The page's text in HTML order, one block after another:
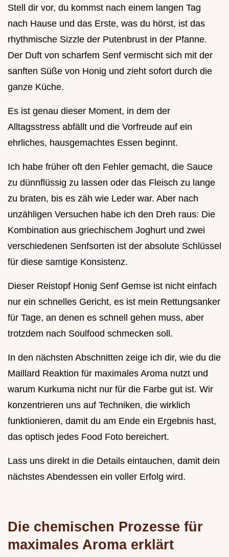
Stell dir vor, du kommst nach einem langen Tag
nach Hause und das Erste, was du hörst, ist das
rhythmische Sizzle der Putenbrust in der Pfanne.
Der Duft von scharfem Senf vermischt sich mit der
sanften Süße von Honig und zieht sofort durch die
ganze Küche.
Es ist genau dieser Moment, in dem der
Alltagsstress abfällt und die Vorfreude auf ein
ehrliches, hausgemachtes Essen beginnt.
Ich habe früher oft den Fehler gemacht, die Sauce
zu dünnflüssig zu lassen oder das Fleisch zu lange
zu braten, bis es zäh wie Leder war. Aber nach
unzähligen Versuchen habe ich den Dreh raus: Die
Kombination aus griechischem Joghurt und zwei
verschiedenen Senfsorten ist der absolute Schlüssel
für diese samtige Konsistenz.
Dieser Reistopf Honig Senf Gemse ist nicht einfach
nur ein schnelles Gericht, es ist mein Rettungsanker
für Tage, an denen es schnell gehen muss, aber
trotzdem nach Soulfood schmecken soll.
In den nächsten Abschnitten zeige ich dir, wie du die
Maillard Reaktion für maximales Aroma nutzt und
warum Kurkuma nicht nur für die Farbe gut ist. Wir
konzentrieren uns auf Techniken, die wirklich
funktionieren, damit du am Ende ein Ergebnis hast,
das optisch jedes Food Foto bereichert.
Lass uns direkt in die Details eintauchen, damit dein
nächstes Abendessen ein voller Erfolg wird.
Die chemischen Prozesse für
maximales Aroma erklärt